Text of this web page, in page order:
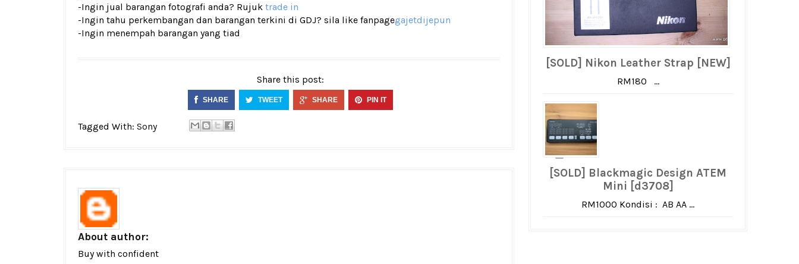
-Ingin jual barangan fotografi anda? Rujuk trade in
-Ingin tahu perkembangan dan barangan terkini di GDJ? sila like fanpagegajetdijepun
-Ingin menempah barangan yang tiad
Share this post:
SHARE TWEET SHARE PIN IT
Tagged With: Sony
About author:
Buy with confident
[SOLD] Nikon Leather Strap [NEW]
RM180 ...
[SOLD] Blackmagic Design ATEM
Mini [d3708]
RM1000 Kondisi : AB AA ...